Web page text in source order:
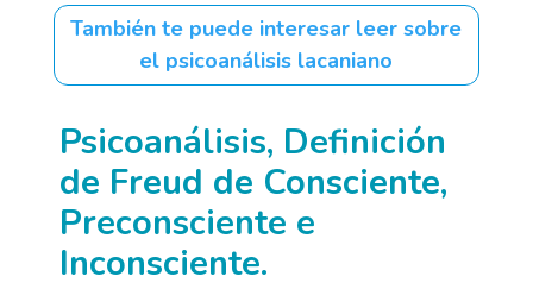
También te puede interesar leer sobre
el psicoanálisis lacaniano
Psicoanálisis, Definición
de Freud de Consciente,
Preconsciente e
Inconsciente.